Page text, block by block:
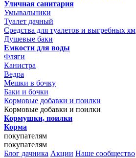
Уличная санитария
Умывальники
Туалет дачный
Средства для туалетов и выгребных ям
Душевые баки
Емкости для воды
Фляги
Канистра
Ведра
Мешки в бочку
Баки и бочки
Кормовые добавки и поилки
Кормовые добавки и поилки
Кормушки, поилки
Корма
покупателям
покупателям
Блог дачника Акции Наше сообщество